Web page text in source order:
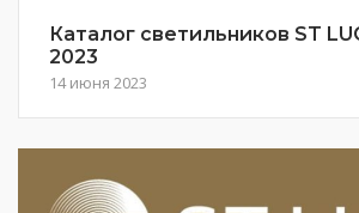
Каталог светильников ST
2023
14 июня 2023